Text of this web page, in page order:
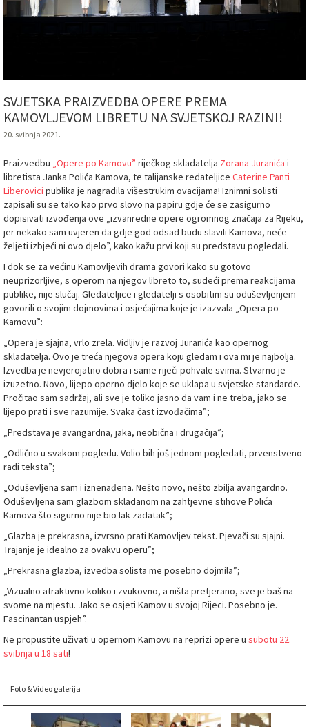
SVJETSKA PRAIZVEDBA OPERE PREMA
KAMOVLJEVOM LIBRETU NA SVJETSKOJ RAZINI!
20. svibnja 2021.
Praizvedbu „Opere po Kamovu” riječkog skladatelja Zorana Juranića i
libretista Janka Polića Kamova, te talijanske redateljice Caterine Panti
Liberovici publika je nagradila višestrukim ovacijama! Iznimni solisti
zapisali su se tako kao prvo slovo na papiru gdje će se zasigurno
dopisivati izvođenja ove „izvanredne opere ogromnog značaja za Rijeku,
jer nekako sam uvjeren da gdje god odsad budu slavili Kamova, neće
željeti izbjeći ni ovo djelo”, kako kažu prvi koji su predstavu pogledali.
I dok se za većinu Kamovljevih drama govori kako su gotovo
neuprizorljive, s operom na njegov libreto to, sudeći prema reakcijama
publike, nije slučaj. Gledateljice i gledatelji s osobitim su oduševljenjem
govorili o svojim dojmovima i osjećajima koje je izazvala „Opera po
Kamovu”:
„Opera je sjajna, vrlo zrela. Vidljiv je razvoj Juranića kao opernog
skladatelja. Ovo je treća njegova opera koju gledam i ova mi je najbolja.
Izvedba je nevjerojatno dobra i same riječi pohvale svima. Stvarno je
izuzetno. Novo, lijepo operno djelo koje se uklapa u svjetske standarde.
Pročitao sam sadržaj, ali sve je toliko jasno da vam i ne treba, jako se
lijepo prati i sve razumije. Svaka čast izvođačima”;
„Predstava je avangardna, jaka, neobična i drugačija”;
„Odlično u svakom pogledu. Volio bih još jednom pogledati, prvenstveno
radi teksta”;
„Oduševljena sam i iznenađena. Nešto novo, nešto zbilja avangardno.
Oduševljena sam glazbom skladanom na zahtjevne stihove Polića
Kamova što sigurno nije bio lak zadatak”;
„Glazba je prekrasna, izvrsno prati Kamovljev tekst. Pjevači su sjajni.
Trajanje je idealno za ovakvu operu”;
„Prekrasna glazba, izvedba solista me posebno dojmila”;
„Vizualno atraktivno koliko i zvukovno, a ništa pretjerano, sve je baš na
svome na mjestu. Jako se osjeti Kamov u svojoj Rijeci. Posebno je.
Fascinantan uspjeh”.
Ne propustite uživati u opernom Kamovu na reprizi opere u subotu 22.
svibnja u 18 sati!
Foto & Video galerija